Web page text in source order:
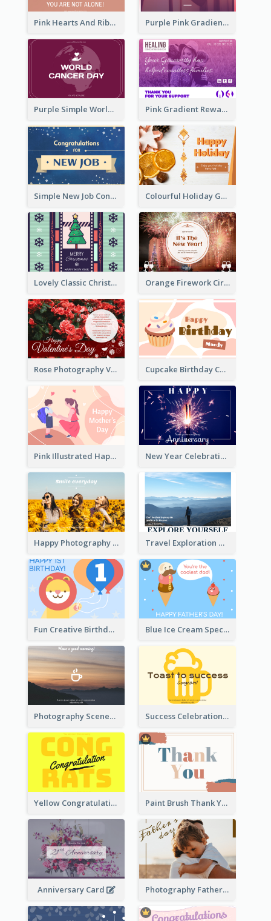
Pink Hearts And Ribbon Patterns World Cancer Day Greeting Card Purple Pink Gradient World Cancer Day Greeting Card
Purple Simple World Cancer Day Greeting Card Pink Gradient Reward For Donation Card Design
Simple New Job Congratulations Card In Yellow And Blue Colourful Holiday Greeting Card In Orange Theme
Lovely Classic Christmas Greeting Card Design Orange Firework Circle New Year Greeting Card
Rose Photography Valentine's Day Greeting Card Cupcake Birthday Card With Blobs
Pink Illustrated Happy Mother's Day Celebration Card New Year Celebration Fireworks Greeting Card
Happy Photography Greeting Card Travel Exploration Greeting Card
Fun Creative Birthday Card Blue Ice Cream Special Day Greeting Card
Photography Scenery Good Morning Greeting Card Success Celebration Greeting Card
Yellow Congratulations Greeting Card Paint Brush Thank You Card
Anniversary Card Photography Father's Day Celebration Card